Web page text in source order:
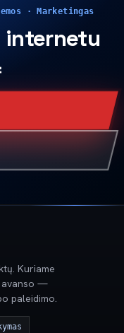
· Marketingas
internetu
Kuriame
avanso —
paleidimo.